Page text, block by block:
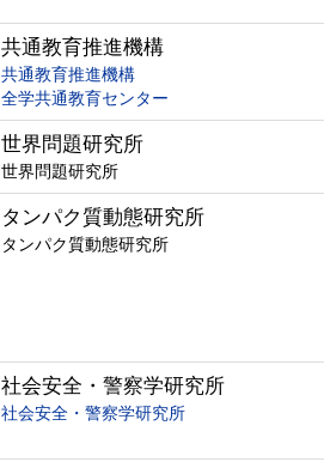
共通教育推進機構
共通教育推進機構
全学共通教育センター
世界問題研究所
世界問題研究所
タンパク質動態研究所
タンパク質動態研究所
社会安全・警察学研究所
社会安全・警察学研究所